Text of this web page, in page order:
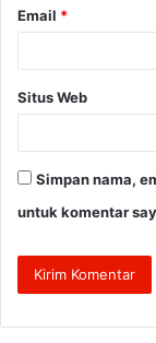
Email *
Situs Web
Simpan nama,
untuk komentar